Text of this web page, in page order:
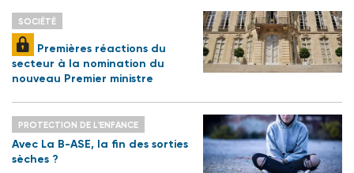
SOCIÉTÉ
Premières réactions du
secteur à la nomination du
nouveau Premier ministre
PROTECTION DE L'ENFANCE
Avec La B-ASE, la fin des sorties
sèches ?